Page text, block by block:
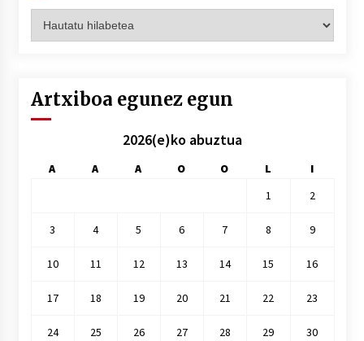
hilez
Artxiboa egunez egun
2026(e)ko abuztua
A A A O O L
I
1
2
3 4 5 6 7 8 9
10 11 12 13 14 15 16
17 18 19 20 21 22 23
24 25 26 27 28 29 30